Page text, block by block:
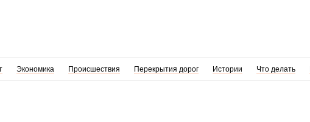
Экономика Происшествия Перекрытия дорог Истории Что делать